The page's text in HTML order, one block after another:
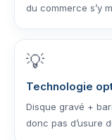
du commerce s’y
💡
Technologie
Disque gravé +
donc pas d’usure